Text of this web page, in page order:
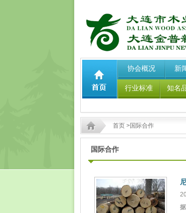
协会概况 新
行业标准 知名
首页 >国际合作
国际合作